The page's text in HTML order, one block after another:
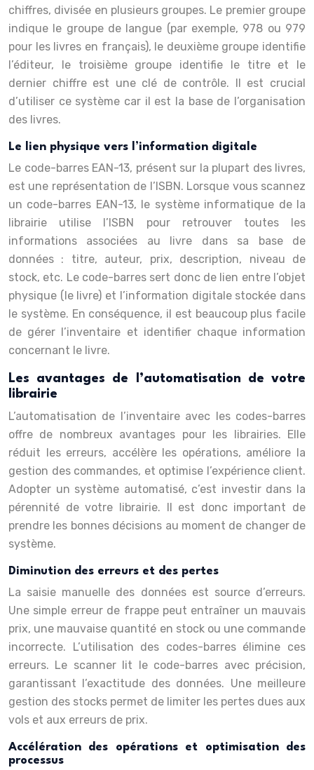
chiffres, divisée en plusieurs groupes. Le premier groupe
indique le groupe de langue (par exemple, 978 ou 979
pour les livres en français), le deuxième groupe identifie
l’éditeur, le troisième groupe identifie le titre et le
dernier chiffre est une clé de contrôle. Il est crucial
d’utiliser ce système car il est la base de l’organisation
des livres.
Le lien physique vers l’information digitale
Le code-barres EAN-13, présent sur la plupart des livres,
est une représentation de l’ISBN. Lorsque vous scannez
un code-barres EAN-13, le système informatique de la
librairie utilise l’ISBN pour retrouver toutes les
informations associées au livre dans sa base de
données : titre, auteur, prix, description, niveau de
stock, etc. Le code-barres sert donc de lien entre l’objet
physique (le livre) et l’information digitale stockée dans
le système. En conséquence, il est beaucoup plus facile
de gérer l’inventaire et identifier chaque information
concernant le livre.
Les avantages de l’automatisation de votre
librairie
L’automatisation de l’inventaire avec les codes-barres
offre de nombreux avantages pour les librairies. Elle
réduit les erreurs, accélère les opérations, améliore la
gestion des commandes, et optimise l’expérience client.
Adopter un système automatisé, c’est investir dans la
pérennité de votre librairie. Il est donc important de
prendre les bonnes décisions au moment de changer de
système.
Diminution des erreurs et des pertes
La saisie manuelle des données est source d’erreurs.
Une simple erreur de frappe peut entraîner un mauvais
prix, une mauvaise quantité en stock ou une commande
incorrecte. L’utilisation des codes-barres élimine ces
erreurs. Le scanner lit le code-barres avec précision,
garantissant l’exactitude des données. Une meilleure
gestion des stocks permet de limiter les pertes dues aux
vols et aux erreurs de prix.
Accélération des opérations et optimisation des
processus